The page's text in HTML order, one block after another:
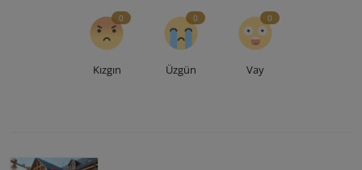
Kızgın
0
Üzgün
0
Vay
0